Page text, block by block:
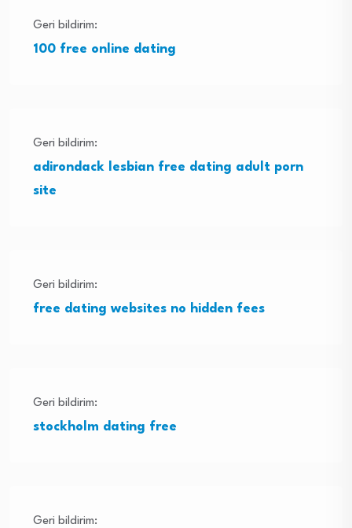
Geri bildirim:
100 free online dating
Geri bildirim:
adirondack lesbian free dating adult porn
site
Geri bildirim:
free dating websites no hidden fees
Geri bildirim:
stockholm dating free
Geri bildirim: